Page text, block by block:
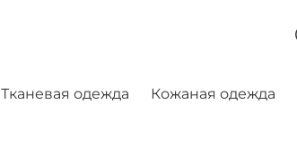
Тканевая одежда Кожаная одежда